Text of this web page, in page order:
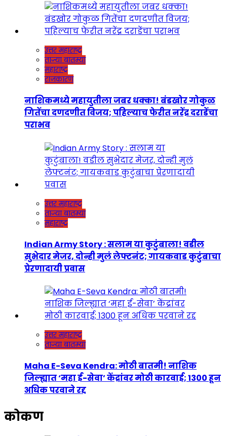
उत्तर महाराष्ट्र
ताज्या बातम्या
महाराष्ट्र
राजकारण
नाशिकमध्ये महायुतीला जबर धक्का! बंडखोर गोकुळ
गितेंचा दणदणीत विजय; पहिल्याच फेरीत नरेंद्र दराडेंचा
पराभव
उत्तर महाराष्ट्र
ताज्या बातम्या
महाराष्ट्र
Indian Army Story : सलाम या कुटुंबाला! वडील
सुभेदार मेजर, दोन्ही मुलं लेफ्टनंट; गायकवाड कुटुंबाचा
प्रेरणादायी प्रवास
उत्तर महाराष्ट्र
ताज्या बातम्या
Maha E-Seva Kendra: मोठी बातमी! नाशिक
जिल्ह्यात ‘महा ई-सेवा’ केंद्रांवर मोठी कारवाई; 1300 हून
अधिक परवाने रद्द
कोकण